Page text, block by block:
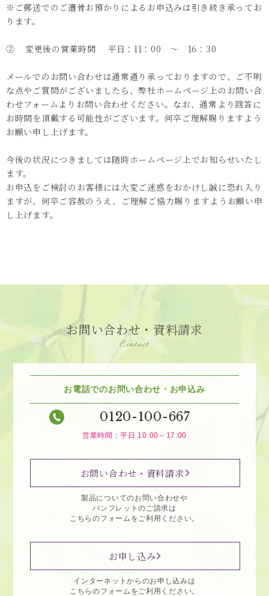
※ご郵送でのご遺骨お預かりによるお申込みは引き続き承ってお
ります。
②	変更後の営業時間 　平日：11：00　～　16：30
メールでのお問い合わせは通常通り承っておりますので、ご不明
な点やご質問がございましたら、弊社ホームページ上のお問い合
わせフォームよりお問い合わせください。なお、通常より回答に
お時間を頂戴する可能性がございます。何卒ご理解賜りますよう
お願い申し上げます。
今後の状況につきましては随時ホームページ上でお知らせいたし
ます。
お申込をご検討のお客様には大変ご迷惑をおかけし誠に恐れ入り
ますが、何卒ご容赦のうえ、ご理解ご協力賜りますようお願い申
し上げます。
お問い合わせ・資料請求
Contact
お電話でのお問い合わせ・お申込み
0120-100-667
営業時間：平日 10:00～17:00
お問い合わせ・資料請求
製品についてのお問い合わせや
パンフレットのご請求は
こちらのフォームをご利用ください。
お申し込み
インターネットからのお申し込みは
こちらのフォームをご利用ください。